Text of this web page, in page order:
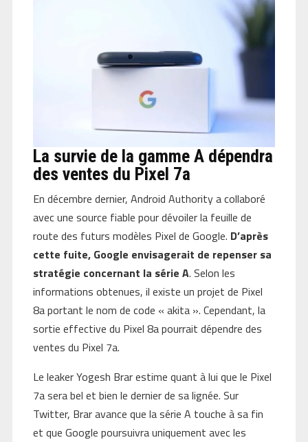
La survie de la gamme A dépendra
des ventes du Pixel 7a
En décembre dernier, Android Authority a collaboré
avec une source fiable pour dévoiler la feuille de
route des futurs modèles Pixel de Google. D’après
cette fuite, Google envisagerait de repenser sa
stratégie concernant la série A. Selon les
informations obtenues, il existe un projet de Pixel
8a portant le nom de code « akita ». Cependant, la
sortie effective du Pixel 8a pourrait dépendre des
ventes du Pixel 7a.
Le leaker Yogesh Brar estime quant à lui que le Pixel
7a sera bel et bien le dernier de sa lignée. Sur
Twitter, Brar avance que la série A touche à sa fin
et que Google poursuivra uniquement avec les